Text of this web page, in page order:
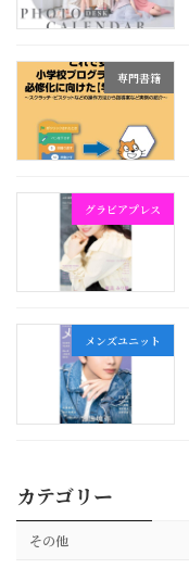
専門書籍
グラビアプレス
メンズユニット
カテゴリー
その他